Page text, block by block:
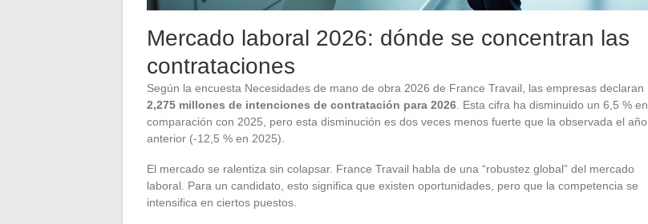
Mercado laboral 2026: dónde se concentran las
contrataciones
Según la encuesta Necesidades de mano de obra 2026 de France Travail, las empresas declaran
2,275 millones de intenciones de contratación para 2026 . Esta cifra ha disminuido un 6,5 % en
comparación con 2025, pero esta disminución es dos veces menos fuerte que la observada el año
anterior (-12,5 % en 2025).
El mercado se ralentiza sin colapsar. France Travail habla de una “robustez global” del mercado
laboral. Para un candidato, esto significa que existen oportunidades, pero que la competencia se
intensifica en ciertos puestos.